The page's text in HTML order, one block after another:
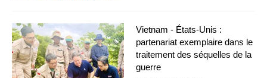
Vietnam - États-Unis :
partenariat exemplaire dans le
traitement des séquelles de la
guerre